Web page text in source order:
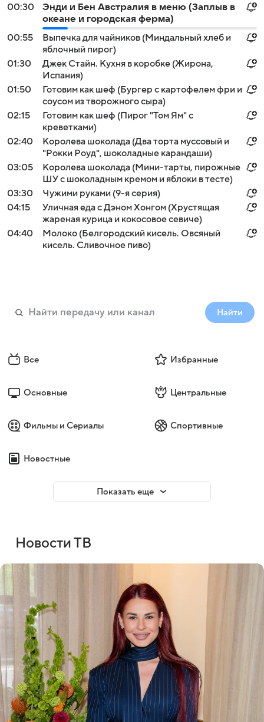
00:30
Энди и Бен Австралия в меню (Заплыв в
океане и городская ферма)
00:55
Выпечка для чайников (Миндальный хлеб и
яблочный пирог)
01:30
Джек Стайн. Кухня в коробке (Жирона,
Испания)
01:50
Готовим как шеф (Бургер с картофелем фри и
соусом из творожного сыра)
02:15
Готовим как шеф (Пирог "Том Ям" с
креветками)
02:40
Королева шоколада (Два торта муссовый и
"Рокки Роуд", шоколадные карандаши)
03:05
Королева шоколада (Мини-тарты, пирожные
ШУ с шоколадным кремом и яблоки в тесте)
03:30
Чужими руками (9-я серия)
04:15
Уличная еда с Дэном Хонгом (Хрустящая
жареная курица и кокосовое севиче)
04:40
Молоко (Белгородский кисель. Овсяный
кисель. Сливочное пиво)
Найти
Все Избранные
Основные Центральные
Фильмы и Сериалы Спортивные
Новостные
Показать еще
Новости ТВ